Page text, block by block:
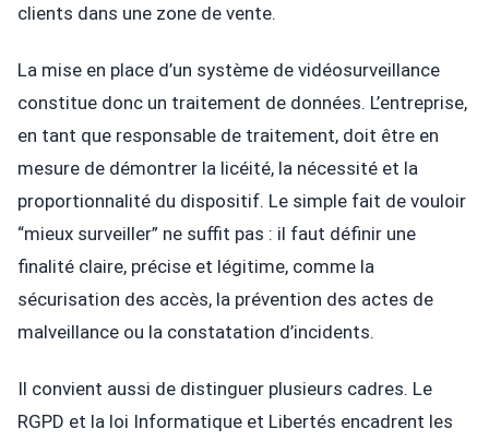
clients dans une zone de vente.
La mise en place d’un système de vidéosurveillance
constitue donc un traitement de données. L’entreprise,
en tant que responsable de traitement, doit être en
mesure de démontrer la licéité, la nécessité et la
proportionnalité du dispositif. Le simple fait de vouloir
“mieux surveiller” ne suffit pas : il faut définir une
finalité claire, précise et légitime, comme la
sécurisation des accès, la prévention des actes de
malveillance ou la constatation d’incidents.
Il convient aussi de distinguer plusieurs cadres. Le
RGPD et la loi Informatique et Libertés encadrent les